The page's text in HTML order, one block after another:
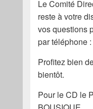
Le Comité
reste à votre
vos questions
par téléphone
Profitez bien
bientôt.
Pour le CD le